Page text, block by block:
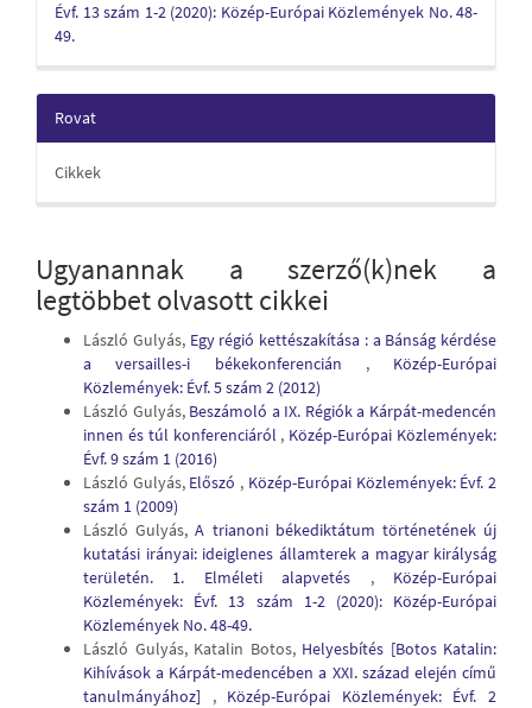
Évf. 13 szám 1-2 (2020): Közép-Európai Közlemények No. 48-
49.
Rovat
Cikkek
Ugyanannak a szerző(k)nek a
legtöbbet olvasott cikkei
László Gulyás, Egy régió kettészakítása : a Bánság kérdése
a versailles-i békekonferencián , Közép-Európai
Közlemények: Évf. 5 szám 2 (2012)
László Gulyás, Beszámoló a IX. Régiók a Kárpát-medencén
innen és túl konferenciáról , Közép-Európai Közlemények:
Évf. 9 szám 1 (2016)
László Gulyás, Előszó , Közép-Európai Közlemények: Évf. 2
szám 1 (2009)
László Gulyás,A trianoni békediktátum történetének új
kutatási irányai: ideiglenes államterek a magyar királyság
területén. 1. Elméleti alapvetés , Közép-Európai
Közlemények: Évf. 13 szám 1-2 (2020): Közép-Európai
Közlemények No. 48-49.
László Gulyás, Katalin Botos, Helyesbítés [Botos Katalin:
Kihívások a Kárpát-medencében a XXI. század elején című
tanulmányához] , Közép-Európai Közlemények: Évf. 2